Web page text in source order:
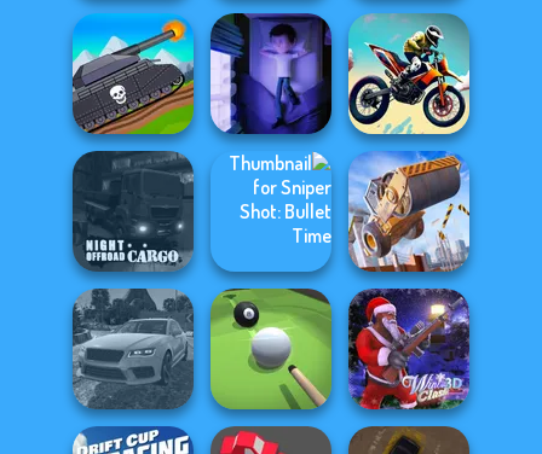
Sniper Shooter 2
For Honor
Warriors io
Indian SUV
Offroad
Simulator
Bike Jump
Cursed Dreams
Tanks 2D: Tank
Wars
Construction
Ramp Jumping
Sniper Shot:
Bullet Time
Night OffRoad
Cargo